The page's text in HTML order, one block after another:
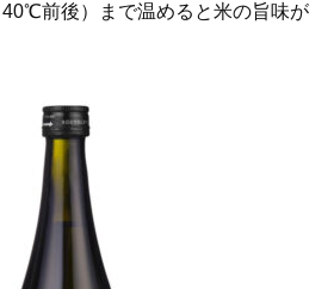
前後）まで温めると米の旨味が